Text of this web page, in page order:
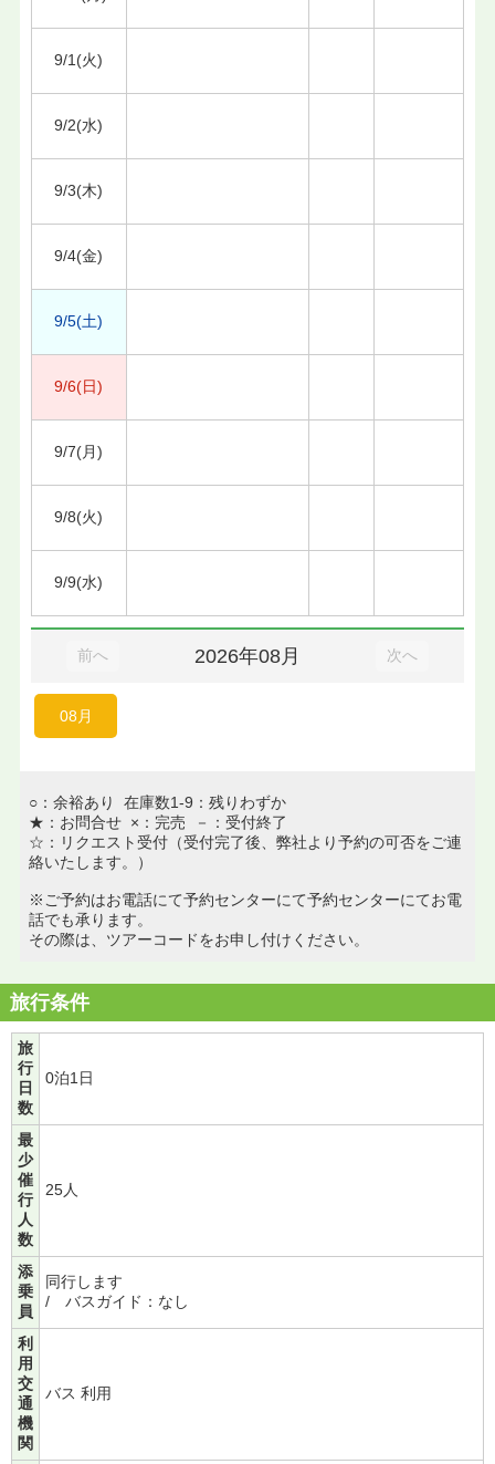
9/1(火)
9/2(水)
9/3(木)
9/4(金)
9/5(土)
9/6(日)
9/7(月)
9/8(火)
9/9(水)
前へ 2026年08月 次へ
08月
○：余裕あり 在庫数1-9：残りわずか
★：お問合せ ×：完売 －：受付終了
☆：リクエスト受付（受付完了後、弊社より予約の可否をご連
絡いたします。）
※ご予約はお電話にて予約センターにて予約センターにてお電
話でも承ります。
その際は、ツアーコードをお申し付けください。
旅行条件
旅
行
日
数
0泊1日
最
少
催
行
人
数
25人
添
乗
員
同行します
/ バスガイド：なし
利
用
交
通
機
関
バス 利用